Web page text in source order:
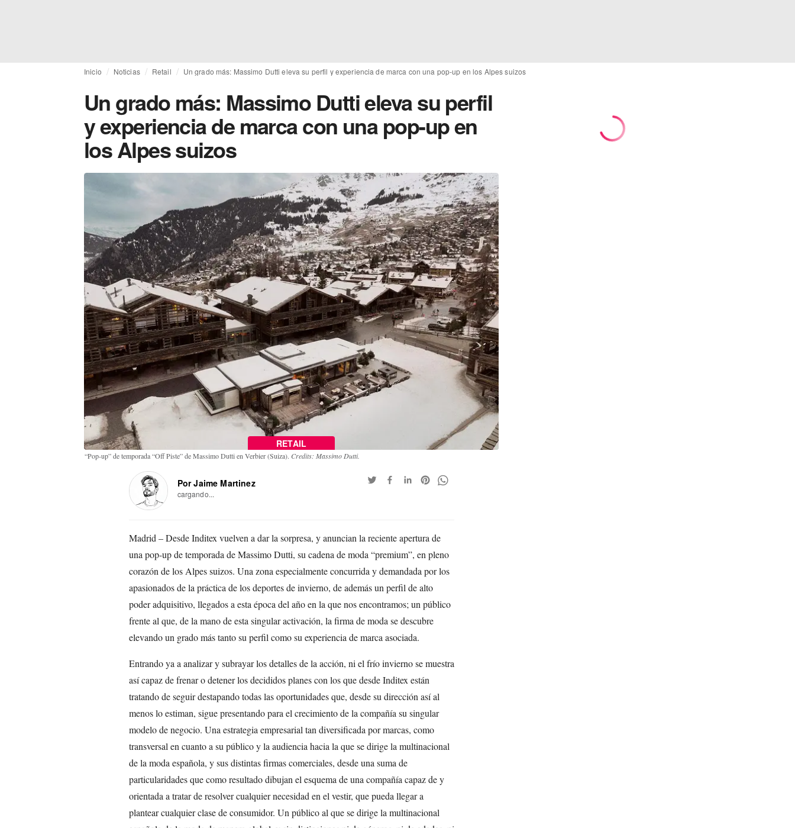
Inicio Noticias Retail Un grado más: Massimo Dutti eleva su perfil y experiencia de marca con una pop-up en los Alpes suizos
Un grado más: Massimo Dutti eleva su perfil
y experiencia de marca con una pop-up en
los Alpes suizos
RETAIL
“Pop-up” de temporada “Off Piste” de Massimo Dutti en Verbier (Suiza). Credits: Massimo Dutti.
Por Jaime Martinez
cargando...
Madrid – Desde Inditex vuelven a dar la sorpresa, y anuncian la reciente apertura de
una pop-up de temporada de Massimo Dutti, su cadena de moda “premium”, en pleno
corazón de los Alpes suizos. Una zona especialmente concurrida y demandada por los
apasionados de la práctica de los deportes de invierno, de además un perfil de alto
poder adquisitivo, llegados a esta época del año en la que nos encontramos; un público
frente al que, de la mano de esta singular activación, la firma de moda se descubre
elevando un grado más tanto su perfil como su experiencia de marca asociada.
Entrando ya a analizar y subrayar los detalles de la acción, ni el frío invierno se muestra
así capaz de frenar o detener los decididos planes con los que desde Inditex están
tratando de seguir destapando todas las oportunidades que, desde su dirección así al
menos lo estiman, sigue presentando para el crecimiento de la compañía su singular
modelo de negocio. Una estrategia empresarial tan diversificada por marcas, como
transversal en cuanto a su público y la audiencia hacia la que se dirige la multinacional
de la moda española, y sus distintas firmas comerciales, desde una suma de
particularidades que como resultado dibujan el esquema de una compañía capaz de y
orientada a tratar de resolver cualquier necesidad en el vestir, que pueda llegar a
plantear cualquier clase de consumidor. Un público al que se dirige la multinacional